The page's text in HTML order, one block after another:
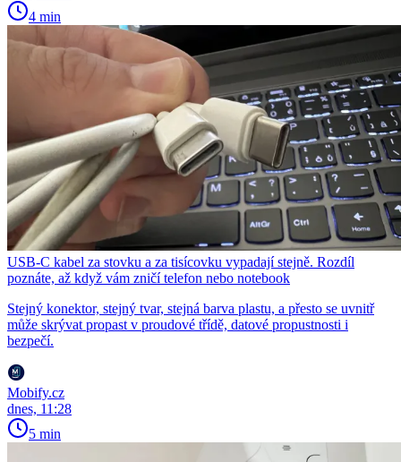
4 min
USB-C kabel za stovku a za tisícovku vypadají stejně. Rozdíl
poznáte, až když vám zničí telefon nebo notebook
Stejný konektor, stejný tvar, stejná barva plastu, a přesto se uvnitř
může skrývat propast v proudové třídě, datové propustnosti i
bezpečí.
Mobify.cz
dnes, 11:28
5 min